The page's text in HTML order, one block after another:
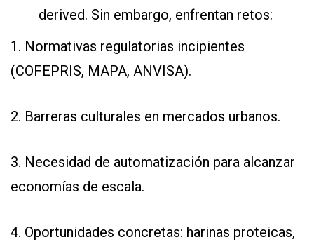
derived. Sin embargo, enfrentan retos:
1. Normativas regulatorias incipientes
(COFEPRIS, MAPA, ANVISA).
2. Barreras culturales en mercados urbanos.
3. Necesidad de automatización para alcanzar
economías de escala.
4. Oportunidades concretas: harinas proteicas,